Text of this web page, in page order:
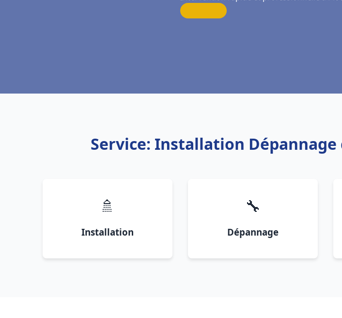
Service: Installation
🚿
Installation
🔧
Dépannage